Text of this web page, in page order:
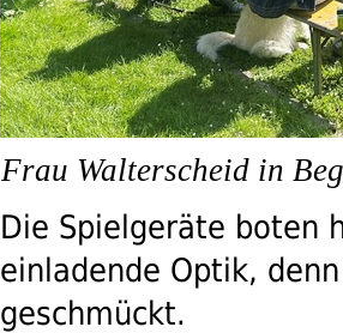
Frau Walterscheid in
Die Spielgeräte boten
einladende Optik,
geschmückt.